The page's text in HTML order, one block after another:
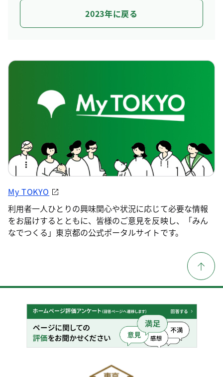
2023年に戻る
My TOKYO
利用者一人ひとりの興味関心や状況に応じて必要な情報
をお届けするとともに、皆様のご意見を反映し、「みん
なでつくる」東京都の公式ポータルサイトです。